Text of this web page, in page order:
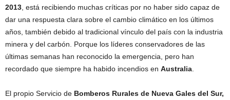
2013, está recibiendo muchas críticas por no haber sido capaz de
dar una respuesta clara sobre el cambio climático en los últimos
años, también debido al tradicional vínculo del país con la industria
minera y del carbón. Porque los líderes conservadores de las
últimas semanas han reconocido la emergencia, pero han
recordado que siempre ha habido incendios en Australia.
El propio Servicio de Bomberos Rurales de Nueva Gales del Sur,